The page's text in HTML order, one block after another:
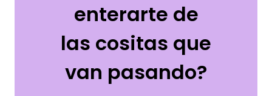
enterarte de
las cositas que
van pasando?